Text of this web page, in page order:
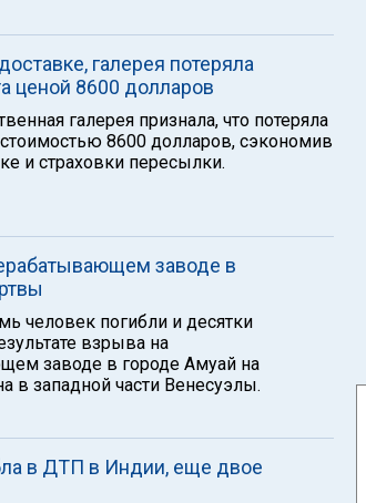
галерея потеряла
ценой 8600 долларов
галерея признала, что потеряла
8600 долларов, сэкономив
и страховки пересылки.
заводе в
человек погибли и десятки
взрыва на
заводе в городе Амуай на
в западной части Венесуэлы.
в ДТП в Индии, еще двое